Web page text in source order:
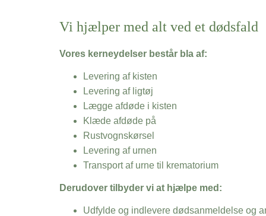
Vi hjælper med alt ved et dødsfald
Vores kerneydelser består bla af:
Levering af kisten
Levering af ligtøj
Lægge afdøde i kisten
Klæde afdøde på
Rustvognskørsel
Levering af urnen
Transport af urne til krematorium
Derudover tilbyder vi at hjælpe med:
Udfylde og indlevere dødsanmeldelse og